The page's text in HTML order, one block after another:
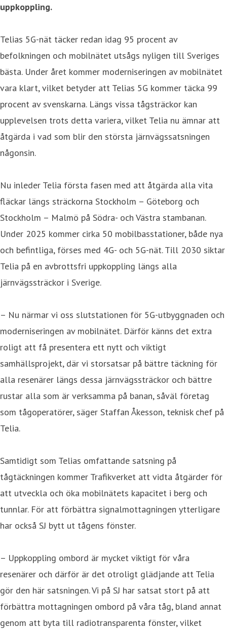
uppkoppling.
Telias 5G-nät täcker redan idag 95 procent av
befolkningen och mobilnätet utsågs nyligen till Sveriges
bästa. Under året kommer moderniseringen av mobilnätet
vara klart, vilket betyder att Telias 5G kommer täcka 99
procent av svenskarna. Längs vissa tågsträckor kan
upplevelsen trots detta variera, vilket Telia nu ämnar att
åtgärda i vad som blir den största järnvägssatsningen
någonsin.
Nu inleder Telia första fasen med att åtgärda alla vita
fläckar längs sträckorna Stockholm – Göteborg och
Stockholm – Malmö på Södra- och Västra stambanan.
Under 2025 kommer cirka 50 mobilbasstationer, både nya
och befintliga, förses med 4G- och 5G-nät. Till 2030 siktar
Telia på en avbrottsfri uppkoppling längs alla
järnvägssträckor i Sverige.
– Nu närmar vi oss slutstationen för 5G-utbyggnaden och
moderniseringen av mobilnätet. Därför känns det extra
roligt att få presentera ett nytt och viktigt
samhällsprojekt, där vi storsatsar på bättre täckning för
alla resenärer längs dessa järnvägssträckor och bättre
rustar alla som är verksamma på banan, såväl företag
som tågoperatörer, säger Staffan Åkesson, teknisk chef på
Telia.
Samtidigt som Telias omfattande satsning på
tågtäckningen kommer Trafikverket att vidta åtgärder för
att utveckla och öka mobilnätets kapacitet i berg och
tunnlar. För att förbättra signalmottagningen ytterligare
har också SJ bytt ut tågens fönster.
– Uppkoppling ombord är mycket viktigt för våra
resenärer och därför är det otroligt glädjande att Telia
gör den här satsningen. Vi på SJ har satsat stort på att
förbättra mottagningen ombord på våra tåg, bland annat
genom att byta till radiotransparenta fönster, vilket